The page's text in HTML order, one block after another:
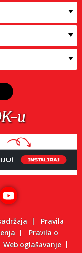
u
Pravila
Pravila o
Web oglašavanje